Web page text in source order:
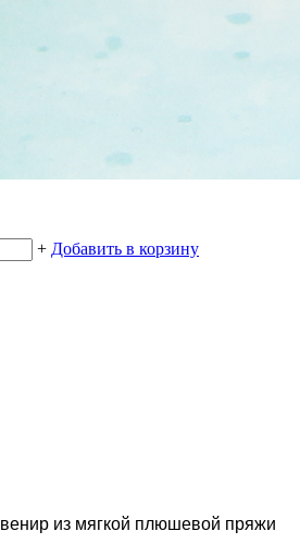
+ Добавить в корзину
из мягкой плюшевой пряжи